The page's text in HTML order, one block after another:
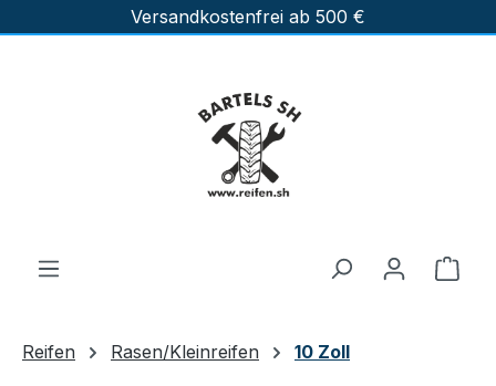
Zum Hauptinhalt springenVersandkostenfrei ab 500 €
Reifen Rasen/Kleinreifen 10 Zoll